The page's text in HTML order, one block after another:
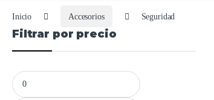
Inicio Accesorios Seguridad
Filtrar por precio